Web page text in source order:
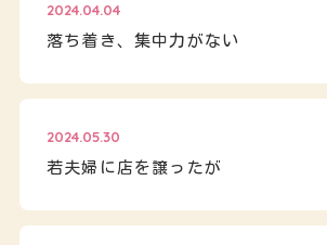
2024.04.04
落ち着き、集中力がない
2024.05.30
若夫婦に店を譲ったが